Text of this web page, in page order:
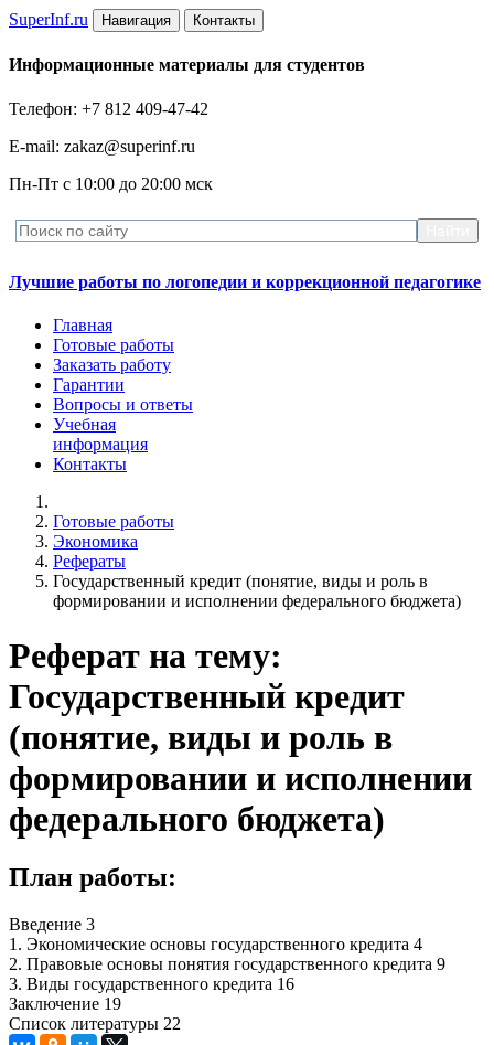
SuperInf.ru Навигация Контакты
Информационные материалы для студентов
Телефон: +7 812 409-47-42
E-mail: zakaz@superinf.ru
Пн-Пт с 10:00 до 20:00 мск
Лучшие работы по логопедии и коррекционной педагогике
Главная
Готовые работы
Заказать работу
Гарантии
Вопросы и ответы
Учебная
информация
Контакты
Готовые работы
Экономика
Рефераты
Государственный кредит (понятие, виды и роль в
формировании и исполнении федерального бюджета)
Реферат на тему:
Государственный кредит
(понятие, виды и роль в
формировании и исполнении
федерального бюджета)
План работы:
Введение 3
1. Экономические основы государственного кредита 4
2. Правовые основы понятия государственного кредита 9
3. Виды государственного кредита 16
Заключение 19
Список литературы 22